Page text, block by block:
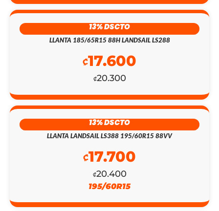
13% DSCTO
LLANTA 185/65R15 88H LANDSAIL LS288
₡20.300
₡17.600
13% DSCTO
LLANTA LANDSAIL LS388 195/60R15 88VV
₡20.400
₡17.700
195/60R15
₡442.300.
₡128.200.